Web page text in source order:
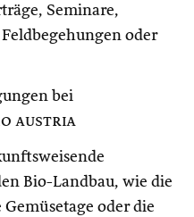
Seminare,
oder
bei
austria
Bio-Landbau, wie die
oder die